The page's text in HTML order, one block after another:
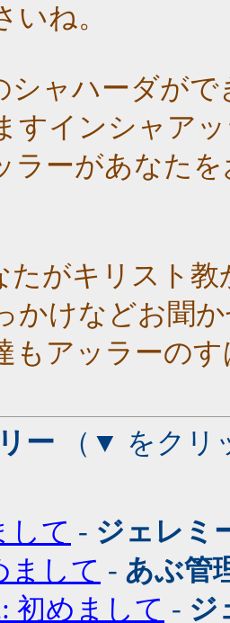
いね。
シャハーダが
すインシャア
ラーがあなた
たがキリスト
かけなどお聞
もアッラーの
ー （▼ をクリ
して - ジェレミ
まして - あぶ管
初めまして - ジ